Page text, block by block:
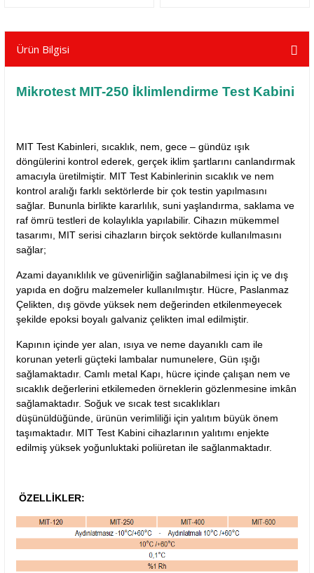
Ürün Bilgisi
Mikrotest MIT-250 İklimlendirme Test Kabini
MIT Test Kabinleri, sıcaklık, nem, gece – gündüz ışık
döngülerini kontrol ederek, gerçek iklim şartlarını canlandırmak
amacıyla üretilmiştir. MIT Test Kabinlerinin sıcaklık ve nem
kontrol aralığı farklı sektörlerde bir çok testin yapılmasını
sağlar. Bununla birlikte kararlılık, suni yaşlandırma, saklama ve
raf ömrü testleri de kolaylıkla yapılabilir. Cihazın mükemmel
tasarımı, MIT serisi cihazların birçok sektörde kullanılmasını
sağlar;
Azami dayanıklılık ve güvenirliğin sağlanabilmesi için iç ve dış
yapıda en doğru malzemeler kullanılmıştır. Hücre, Paslanmaz
Çelikten, dış gövde yüksek nem değerinden etkilenmeyecek
şekilde epoksi boyalı galvaniz çelikten imal edilmiştir.
Kapının içinde yer alan, ısıya ve neme dayanıklı cam ile
korunan yeterli güçteki lambalar numunelere, Gün ışığı
sağlamaktadır. Camlı metal Kapı, hücre içinde çalışan nem ve
sıcaklık değerlerini etkilemeden örneklerin gözlenmesine imkân
sağlamaktadır. Soğuk ve sıcak test sıcaklıkları
düşünüldüğünde, ürünün verimliliği için yalıtım büyük önem
taşımaktadır. MIT Test Kabini cihazlarının yalıtımı enjekte
edilmiş yüksek yoğunluktaki poliüretan ile sağlanmaktadır.
ÖZELLİKLER: